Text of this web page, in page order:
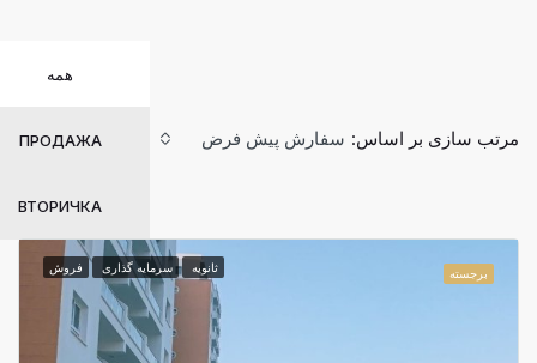
ПРОДАЖА
ВТОРИЧКА
سازی بر اساس: سفارش پیش فرض
برجسته ثانویه سرمایه گذاری فروش